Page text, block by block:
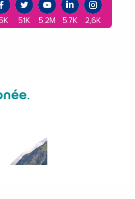
51K 5,2M 5,7K 2,6K